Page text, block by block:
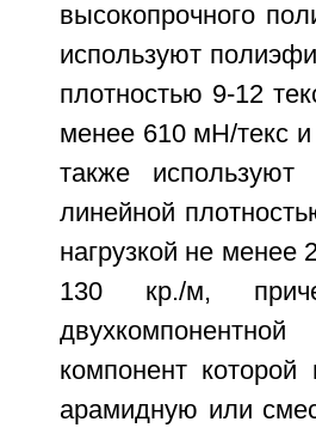
высокопрочного
используют
плотностью 9-12
менее 610 мН/текс
также
линейной
нагрузкой не менее
130 кр./м,
компонент
арамидную или